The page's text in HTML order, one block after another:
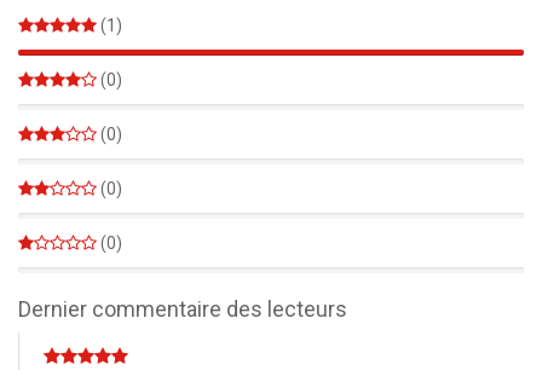
(1)
100%
(0)
(0)
(0)
(0)
Dernier commentaire des lecteurs